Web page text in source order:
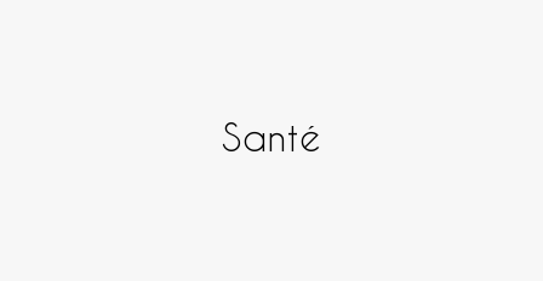
Santé